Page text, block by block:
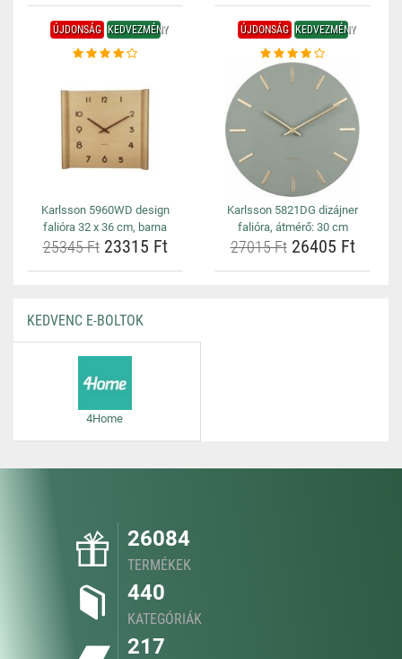
ÚJDONSÁG KEDVEZMÉNY
Karlsson 5960WD design
falióra 32 x 36 cm, barna
25345 Ft23315 Ft
ÚJDONSÁG KEDVEZMÉNY
Karlsson 5821DG dizájner
falióra, átmérő: 30 cm
27015 Ft26405 Ft
KEDVENC E-BOLTOK
4Home
26084
TERMÉKEK
440
KATEGÓRIÁK
217